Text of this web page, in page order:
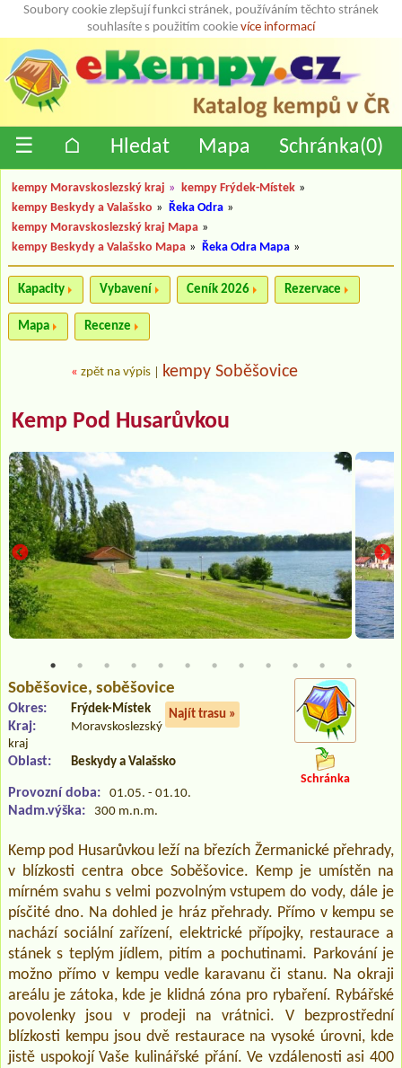
Soubory cookie zlepšují funkci stránek, používáním těchto stránek
souhlasíte s použitím cookie více informací
☰ ⌂ Hledat Mapa Schránka(0)
kempy Moravskoslezský kraj » kempy Frýdek-Místek »
kempy Beskydy a Valašsko » Řeka Odra »
kempy Moravskoslezský kraj Mapa »
kempy Beskydy a Valašsko Mapa » Řeka Odra Mapa »
Kapacity Vybavení Ceník 2026 Rezervace
Mapa Recenze
« zpět na výpis kempy Soběšovice
Kemp Pod Husarůvkou
Soběšovice, soběšovice
Najít trasu »
Okres: Frýdek-Místek
Kraj:
Moravskoslezský
kraj
Oblast: Beskydy a Valašsko
Provozní doba: 01.05. - 01.10.
Nadm.výška: 300 m.n.m.
Schránka
Kemp pod Husarůvkou leží na březích Žermanické přehrady,
v blízkosti centra obce Soběšovice. Kemp je umístěn na
mírném svahu s velmi pozvolným vstupem do vody, dále je
písčité dno. Na dohled je hráz přehrady. Přímo v kempu se
nachází sociální zařízení, elektrické přípojky, restaurace a
stánek s teplým jídlem, pitím a pochutinami. Parkování je
možno přímo v kempu vedle karavanu či stanu. Na okraji
areálu je zátoka, kde je klidná zóna pro rybaření. Rybářské
povolenky jsou v prodeji na vrátnici. V bezprostřední
blízkosti kempu jsou dvě restaurace na vysoké úrovni, kde
jistě uspokojí Vaše kulinářské přání. Ve vzdálenosti asi 400